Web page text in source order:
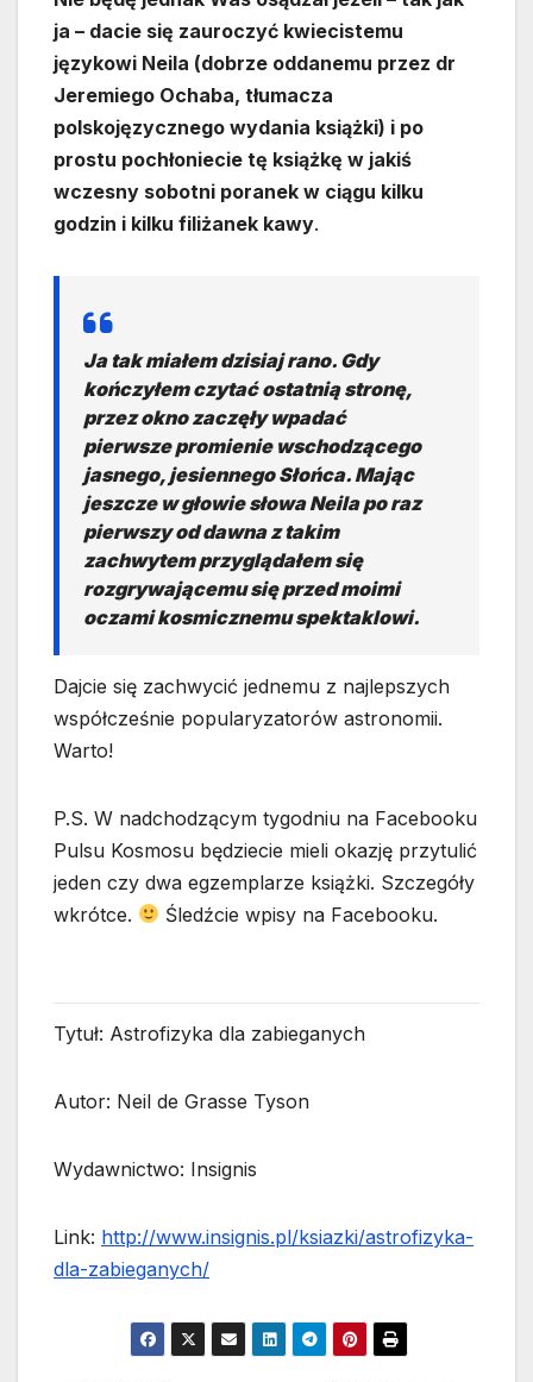
ja – dacie się zauroczyć kwiecistemu
językowi Neila (dobrze oddanemu przez dr
Jeremiego Ochaba, tłumacza
polskojęzycznego wydania książki) i po
prostu pochłoniecie tę książkę w jakiś
wczesny sobotni poranek w ciągu kilku
godzin i kilku filiżanek kawy.
Ja tak miałem dzisiaj rano. Gdy
kończyłem czytać ostatnią stronę,
przez okno zaczęły wpadać
pierwsze promienie wschodzącego
jasnego, jesiennego Słońca. Mając
jeszcze w głowie słowa Neila po raz
pierwszy od dawna z takim
zachwytem przyglądałem się
rozgrywającemu się przed moimi
oczami kosmicznemu spektaklowi.
Dajcie się zachwycić jednemu z najlepszych
współcześnie popularyzatorów astronomii.
Warto!
P.S. W nadchodzącym tygodniu na Facebooku
Pulsu Kosmosu będziecie mieli okazję przytulić
jeden czy dwa egzemplarze książki. Szczegóły
wkrótce.
Śledźcie wpisy na Facebooku.
Tytuł: Astrofizyka dla zabieganych
Autor: Neil de Grasse Tyson
Wydawnictwo: Insignis
Link: http://www.insignis.pl/ksiazki/astrofizyka-
dla-zabieganych/